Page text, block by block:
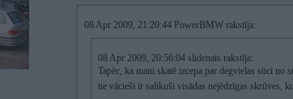
08 Apr 2009, 21:20:44 PowerBMW rakstīja:
08 Apr 2009, 20:56:04 slidenais rakstīja:
Tapēc, ka mani skatē izcepa par degvielas sūci
tie vācieši ir salikuši visādas nejēdzīgas skrūves,